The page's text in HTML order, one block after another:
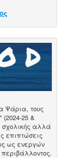
Ψάρια, τους
25 &
σχολικής αλλά
επιπτώσεις
ως ενεργών